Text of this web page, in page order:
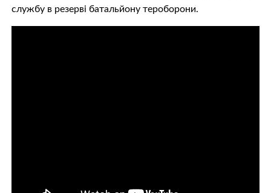
службу в резерві батальйону тероборони.